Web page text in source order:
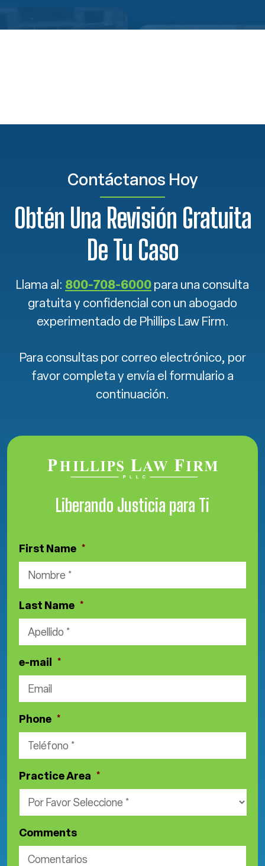
Contáctanos Hoy
Obtén Una Revisión Gratuita
De Tu Caso
Llama al: 800-708-6000 para una consulta
gratuita y confidencial con un abogado
experimentado de Phillips Law Firm.
Para consultas por correo electrónico, por
favor completa y envía el formulario a
continuación.
Liberando Justicia para Ti
First Name *
Last Name *
e-mail *
Phone *
Practice Area *
Comments